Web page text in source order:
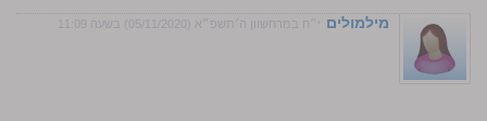
מילמולים י״ח במרחשוון ה׳תשפ״א (05/11/2020) בשעה 11:09